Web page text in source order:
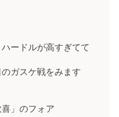
ードルが高すぎてて
ガスケ戦をみます
」のフォア